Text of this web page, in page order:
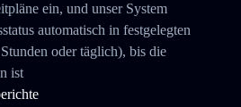
ein, und unser System
automatisch in festgelegten
oder täglich), bis die
ist